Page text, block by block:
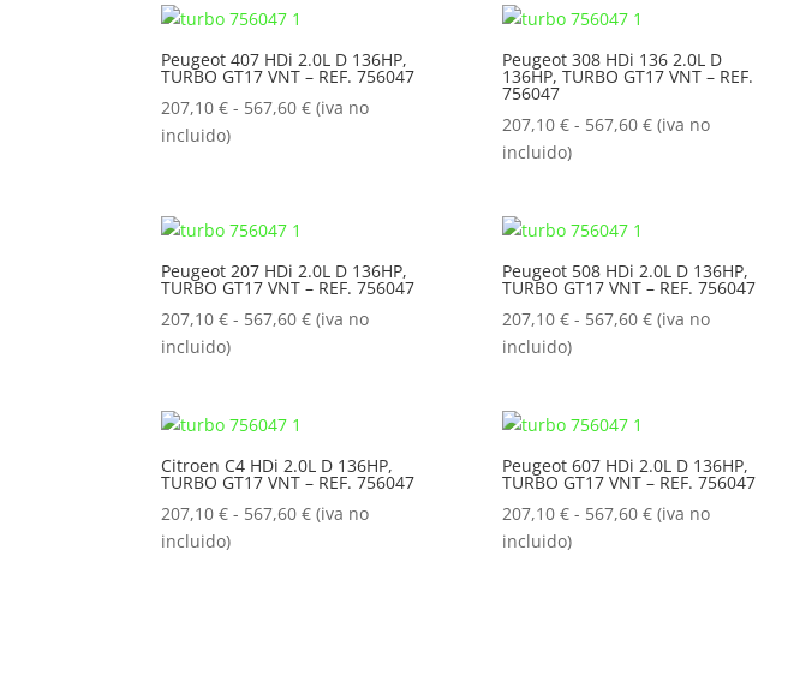
Peugeot 407 HDi 2.0L D 136HP,
TURBO GT17 VNT – REF. 756047
207,10€ - 567,60€Rango
567,60 €
(iva no
incluido)
Peugeot 308 HDi 136 2.0L D
136HP, TURBO GT17 VNT – REF.
756047
207,10 € - 567,60 €Rango
hasta
567,60 €
(iva no
incluido)
Peugeot 207 HDi 2.0L D 136HP,
TURBO GT17 VNT – REF. 756047
207,10€ - 567,60€Rango
hasta
567,60 €
(iva no
incluido)
Peugeot 508 HDi 2.0L D 136HP,
TURBO GT17 VNT – REF. 756047
207,10 € - 567,60 €Rango
hasta
567,60 €
(iva no
incluido)
Citroen C4 HDi 2.0L D 136HP,
TURBO GT17 VNT – REF. 756047
207,10€ - 567,60€Rango
(iva no
incluido)
Peugeot 607 HDi 2.0L D 136HP,
TURBO GT17 VNT – REF. 756047
207,10 € - 567,60 €Rango
(iva no
incluido)